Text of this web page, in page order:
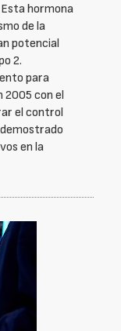
hormona
de la
potencial
2.
para
2005 con el
el control
en la